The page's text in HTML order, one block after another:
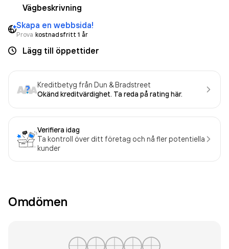
Vägbeskrivning
Skapa en webbsida!
Prova kostnadsfritt 1 år
Lägg till öppettider
Kreditbetyg från Dun & Bradstreet
Okänd kreditvärdighet. Ta reda på rating här.
Verifiera idag
Ta kontroll över ditt företag och nå fler potentiella
kunder
Omdömen